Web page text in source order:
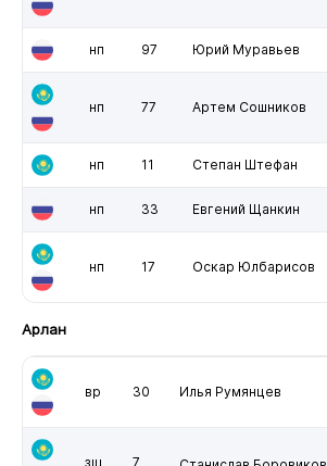
нп 97 Юрий Муравьев
нп 77 Артем Сошников
нп 11 Степан Штефан
нп 33 Евгений Щанкин
нп 17 Оскар Юлбарисов
Арлан
вр 30 Илья Румянцев
зщ 7